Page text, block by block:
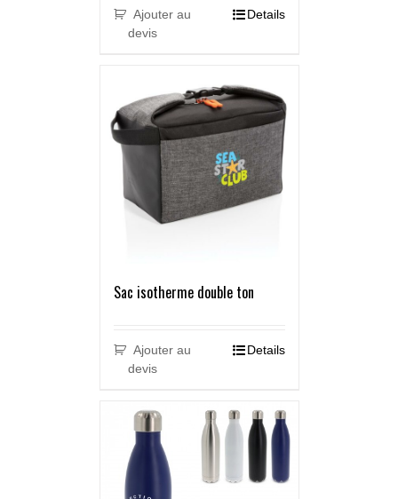
Ajouter au
devis
Details
Sac isotherme double ton
Ajouter au
devis
Details